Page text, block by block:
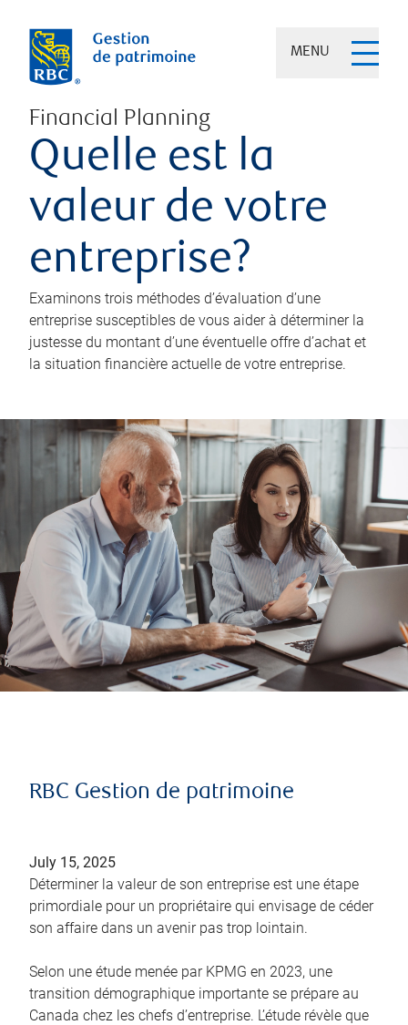
MENU
Financial Planning
Quelle est la
valeur de votre
entreprise?
Examinons trois méthodes d’évaluation d’une
entreprise susceptibles de vous aider à déterminer la
justesse du montant d’une éventuelle offre d’achat et
la situation financière actuelle de votre entreprise.
RBC Gestion de patrimoine
July 15, 2025
Déterminer la valeur de son entreprise est une étape
primordiale pour un propriétaire qui envisage de céder
son affaire dans un avenir pas trop lointain.
Selon une étude menée par KPMG en 2023, une
transition démographique importante se prépare au
Canada chez les chefs d’entreprise. L’étude révèle que